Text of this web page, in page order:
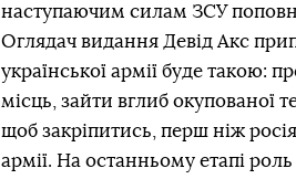
наступаючим силам ЗСУ
Оглядач видання Девід Акс
української армії буде такою:
місць, зайти вглиб окупованої
щоб закріпитись, перш ніж
армії. На останньому етапі